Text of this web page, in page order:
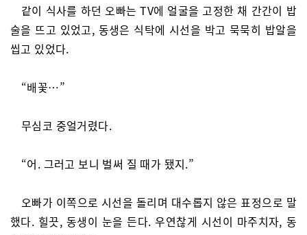
같이 식사를 하던 오빠는 TV에 얼굴을 고정한 채 간간이 밥
술을 뜨고 있었고, 동생은 식탁에 시선을 박고 묵묵히 밥알을
씹고 있었다.
“배꽃…”
무심코 중얼거렸다.
“어. 그러고 보니 벌써 질 때가 됐지.”
오빠가 이쪽으로 시선을 돌리며 대수롭지 않은 표정으로 말
했다. 힐끗, 동생이 눈을 든다. 우연찮게 시선이 마주치자, 동